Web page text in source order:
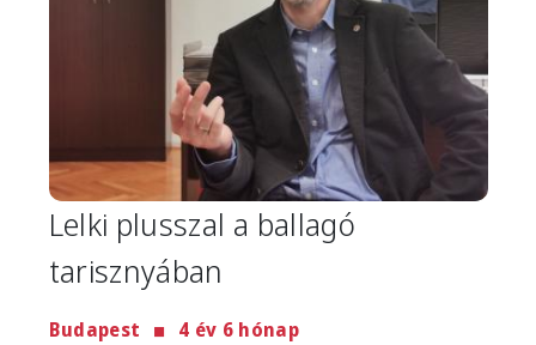
Lelki plusszal a ballagó
tarisznyában
Budapest 4 év 6 hónap